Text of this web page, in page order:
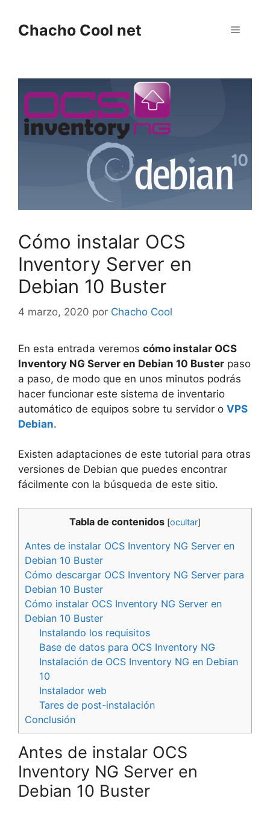
contenido
Chacho Cool net Menú
Cómo instalar OCS
Inventory Server en
Debian 10 Buster
4 marzo, 2020 por Chacho Cool
En esta entrada veremos cómo instalar OCS
Inventory NG Server en Debian 10 Buster paso
a paso, de modo que en unos minutos podrás
hacer funcionar este sistema de inventario
automático de equipos sobre tu servidor o VPS
Debian.
Existen adaptaciones de este tutorial para otras
versiones de Debian que puedes encontrar
fácilmente con la búsqueda de este sitio.
Tabla de contenidos [ocultar]
Antes de instalar OCS Inventory NG Server en
Debian 10 Buster
Cómo descargar OCS Inventory NG Server para
Debian 10 Buster
Cómo instalar OCS Inventory NG Server en
Debian 10 Buster
Instalando los requisitos
Base de datos para OCS Inventory NG
Instalación de OCS Inventory NG en Debian
10
Instalador web
Tares de post-instalación
Conclusión
Antes de instalar OCS
Inventory NG Server en
Debian 10 Buster